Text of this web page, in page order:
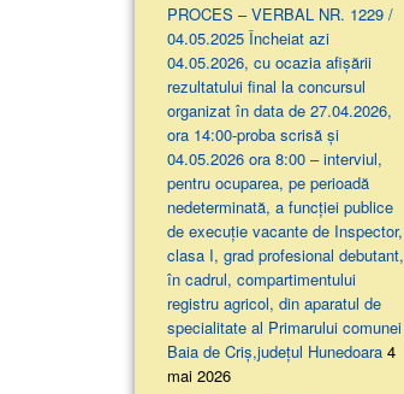
PROCES – VERBAL NR. 1229 /
04.05.2025 Încheiat azi
04.05.2026, cu ocazia afişării
rezultatului final la concursul
organizat în data de 27.04.2026,
ora 14:00-proba scrisă şi
04.05.2026 ora 8:00 – interviul,
pentru ocuparea, pe perioadă
nedeterminată, a funcției publice
de execuție vacante de Inspector,
clasa I, grad profesional debutant,
în cadrul, compartimentului
registru agricol, din aparatul de
specialitate al Primarului comunei
Baia de Criș,județul Hunedoara 4
mai 2026